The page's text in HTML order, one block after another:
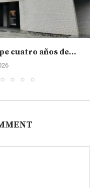
cuatro años de...